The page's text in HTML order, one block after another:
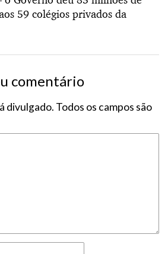
59 colégios privados da
comentário
divulgado. Todos os campos são